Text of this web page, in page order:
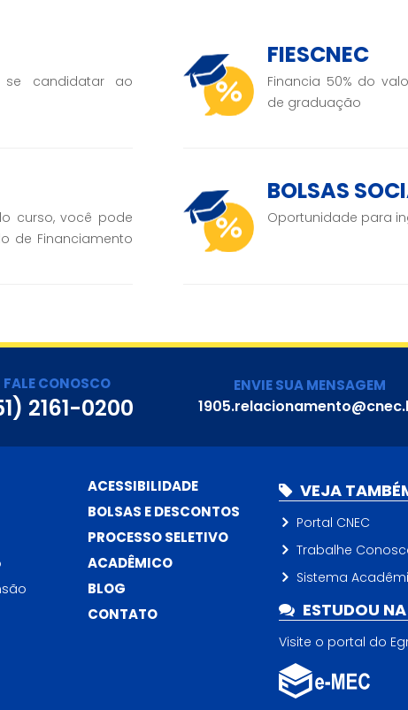
candidatar ao
FIESCNEC
Financia 50% do
de graduação
curso, você pode
de Financiamento
BOLSAS
Oportunidade para
FALE CONOSCO
2161-0200
ENVIE SUA MENSAGEM
ACESSIBILIDADE
BOLSAS E DESCONTOS
PROCESSO SELETIVO
ACADÊMICO
BLOG
CONTATO
VEJA
Portal CNEC
Trabalhe
Sistema
ESTUDOU
Visite o portal do